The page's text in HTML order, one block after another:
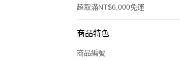
超取滿NT$6,000免運
付款方式
信用卡一次付款
商品特色
商品編號